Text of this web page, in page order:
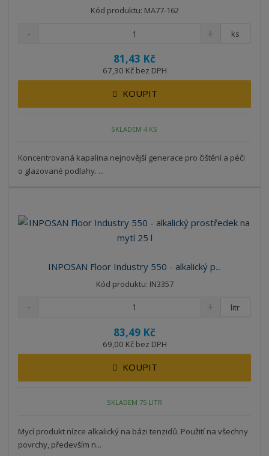
Kód produktu: MA77-162
81,43 Kč
67,30 Kč bez DPH
ks
KOUPIT
SKLADEM 4 KS
Koncentrovaná kapalina nejnovější generace pro čištění a péči
o glazované podlahy. ...
INPOSAN Floor Industry 550 - alkalický p...
Kód produktu: IN3357
83,49 Kč
69,00 Kč bez DPH
litr
KOUPIT
SKLADEM 75 LITR
Mycí produkt nízce alkalický na bázi tenzidů. Použití na všechny
povrchy, především n...